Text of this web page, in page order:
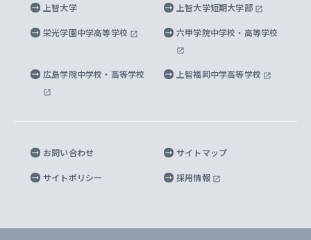
先進機械・構造材料イノベーションセンター
マイクロ波サイエンス研究センター
海外留学する際の費用と奨学金
上智大学校歌 ・上智大学学生歌
上智大学の教育研究活動等の情報公表
内部質保証と自己点検・評価
キャンパス案内
四谷キャンパス 施設紹介
キャンパスへのアクセス
海外拠点
教職協働の取り組み
プライバシーポリシー
上智大学 上智大学短期大学部
栄光学園中学高等学校 六甲学院中学校・高等学校
広島学院中学校・高等学校 上智福岡中学高等学校
お問い合わせ サイトマップ
サイトポリシー 採用情報